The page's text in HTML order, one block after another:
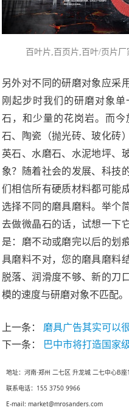
百叶片 ,百页片,百叶/页片
另外对不同的研磨对象应采
刚起步时我们的研磨对象
石，和少量的花岗岩。而
石、陶瓷（抛光砖、玻化砖
英石、水磨石、水泥地坪、
象？随着社会的发展、科技
们相信所有硬质材料都可能
选择不同的磨具磨料。举个
去做微晶石的话，试想一下
是：磨不动或磨完以后的划
具磨料不对，您的磨具磨料
脱落、润滑度不够、新的刀
模的速度与研磨对象不匹配。
上一条：
磨具广告其实可以
下一条：
巴中市将打造国家
地址：河南·郑州 二七区 升龙城 二七中心B
联系电话：155 3750 9966
E-mail: market@mrosanders.com